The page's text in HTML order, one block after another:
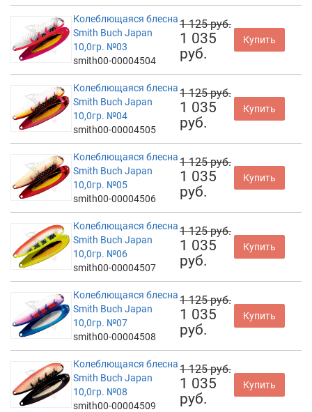
Колеблющаяся блесна
Smith Buch Japan
10,0гр. №03
smith00-00004504
1 125 руб.
1 035
руб.
Купить
Колеблющаяся блесна
Smith Buch Japan
10,0гр. №04
smith00-00004505
1 125 руб.
1 035
руб.
Купить
Колеблющаяся блесна
Smith Buch Japan
10,0гр. №05
smith00-00004506
1 125 руб.
1 035
руб.
Купить
Колеблющаяся блесна
Smith Buch Japan
10,0гр. №06
smith00-00004507
1 125 руб.
1 035
руб.
Купить
Колеблющаяся блесна
Smith Buch Japan
10,0гр. №07
smith00-00004508
1 125 руб.
1 035
руб.
Купить
Колеблющаяся блесна
Smith Buch Japan
10,0гр. №08
smith00-00004509
1 125 руб.
1 035
руб.
Купить